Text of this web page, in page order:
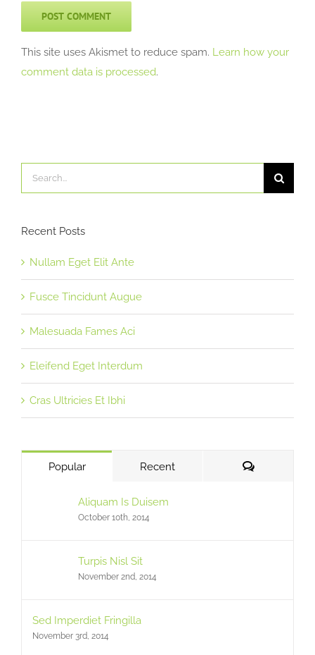
This site uses Akismet to reduce spam. Learn how your
comment data is processed.
Search
for:
Recent Posts
Nullam Eget Elit Ante
Fusce Tincidunt Augue
Malesuada Fames Aci
Eleifend Eget Interdum
Cras Ultricies Et Ibhi
Popular Recent Comments
Aliquam Is Duisem
October 10th, 2014
Turpis Nisl Sit
November 2nd, 2014
Sed Imperdiet Fringilla
November 3rd, 2014